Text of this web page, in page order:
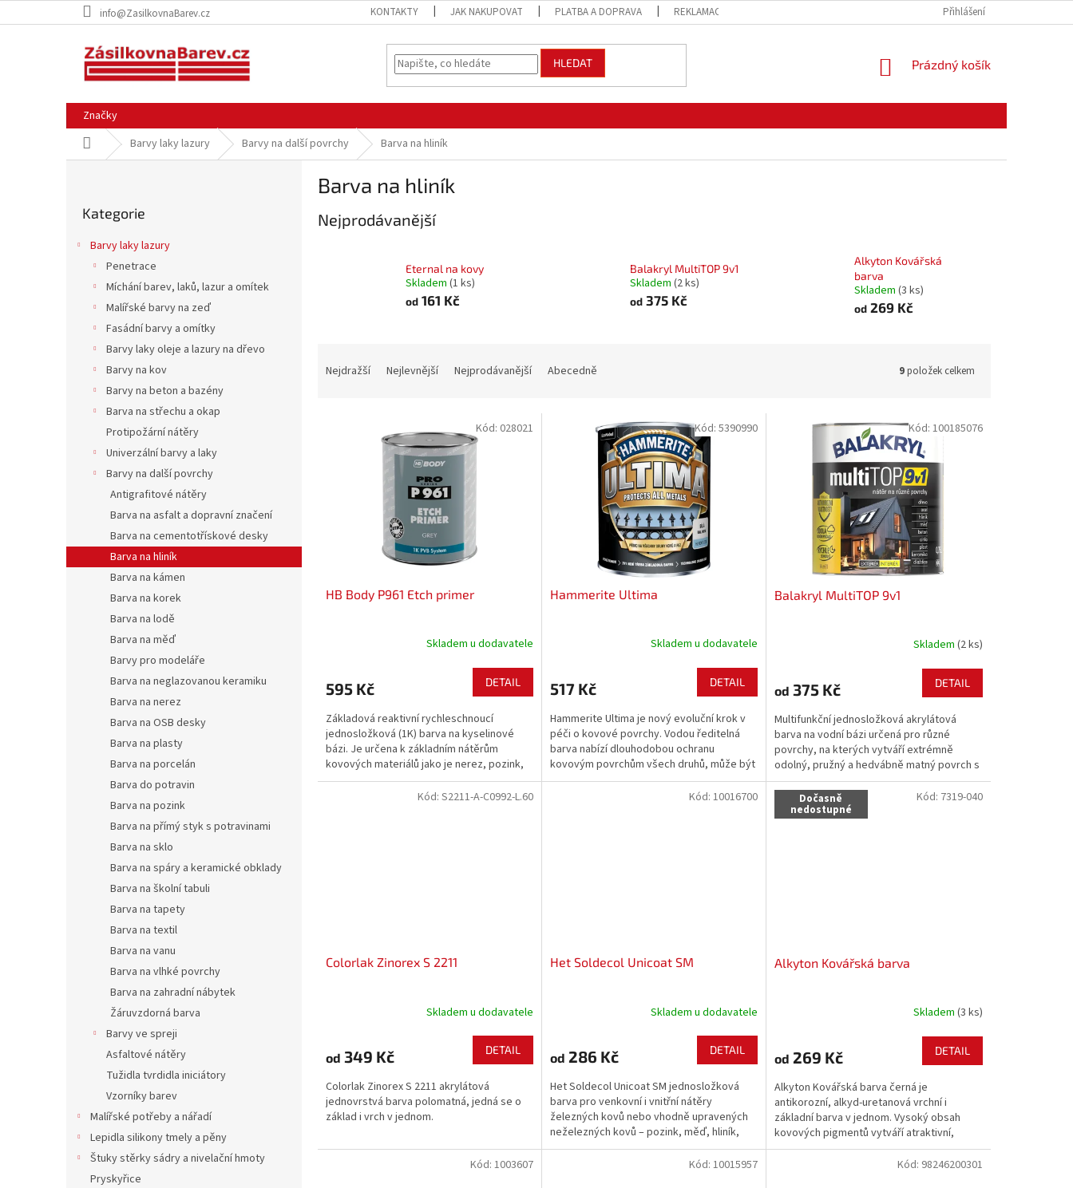
na
info@ZasilkovnaBarev.cz KONTAKTY JAK NAKUPOVAT PLATBA A DOPRAVA REKLAMACE ZBOŽÍ PODMÍNKY OCHRANY
Přihlášení
HLEDAT
NÁKUPNÍ
Prázdný košík
Značky
Domů Barvy laky lazury Barvy na další povrchy Barva na hliník
kategorie
Kategorie
Barvy laky lazury
Penetrace
Míchání barev, laků, lazur a omítek
Malířské barvy na zeď
Fasádní barvy a omítky
Barvy laky oleje a lazury na dřevo
Barvy na kov
Barvy na beton a bazény
Barva na střechu a okap
Protipožární nátěry
Univerzální barvy a laky
Barvy na další povrchy
Antigrafitové nátěry
Barva na asfalt a dopravní značení
Barva na cementotřískové desky
Barva na hliník
Barva na kámen
Barva na korek
Barva na lodě
Barva na měď
Barvy pro modeláře
Barva na neglazovanou keramiku
Barva na nerez
Barva na OSB desky
Barva na plasty
Barva na porcelán
Barva do potravin
Barva na pozink
Barva na přímý styk s potravinami
Barva na sklo
Barva na spáry a keramické obklady
Barva na školní tabuli
Barva na tapety
Barva na textil
Barva na vanu
Barva na vlhké povrchy
Barva na zahradní nábytek
Žáruvzdorná barva
Barvy ve spreji
Asfaltové nátěry
Tužidla tvrdidla iniciátory
Vzorníky barev
Malířské potřeby a nářadí
Lepidla silikony tmely a pěny
Štuky stěrky sádry a nivelační hmoty
Pryskyřice
Barva na hliník
Nejprodávanější
Eternal na kovy
Skladem (1 ks)
od 161 Kč
Balakryl MultiTOP 9v1
Skladem (2 ks)
od375 Kč
Alkyton Kovářská
barva
Skladem (3 ks)
od269 Kč
Nejdražší Nejlevnější Nejprodávanější Abecedně 9položek celkem
HB Body P961 Etch primer
Skladem u dodavatele
595 Kč DETAIL
Základová reaktivní rychleschnoucí
jednosložková (1K) barva na kyselinové
bázi. Je určena k základním nátěrům
kovových materiálů jako je nerez, pozink,
měď, hliník, chrom, galvanizované povrchy
nebo čisté železo.Barvu lze aplikovat buď
Kód: 028021
Hammerite Ultima
Skladem u dodavatele
517 Kč DETAIL
Hammerite Ultima je nový evoluční krok v
péči o kovové povrchy. Vodou ředitelná
barva nabízí dlouhodobou ochranu
kovovým povrchům všech druhů, může být
použita přímo na rez, bojuje s přírodními
silami až 12 let. Nezapáchá a je tedy ideální
Kód: 5390990
Balakryl MultiTOP 9v1
Skladem (2 ks)
od 375 Kč DETAIL
Multifunkční jednosložková akrylátová
barva na vodní bázi určená pro různé
povrchy, na kterých vytváří extrémně
odolný, pružný a hedvábně matný povrch s
dlouhodobou životností obzvláště v
exteriéru.
Kód: 100185076
Colorlak Zinorex S 2211
Skladem u dodavatele
od 349 Kč DETAIL
Colorlak Zinorex S 2211 akrylátová
jednovrstvá barva polomatná, jedná se o
základ i vrch v jednom.
Kód: S2211-A-C0992-L.60
Het Soldecol Unicoat SM
Skladem u dodavatele
od 286 Kč DETAIL
Het Soldecol Unicoat SM jednosložková
barva pro venkovní i vnitřní nátěry
železných kovů nebo vhodně upravených
neželezných kovů – pozink, měď, hliník,
apod., popřípadě dřevěných povrchů. Je
určena zejména k nátěrům ocelových
Kód: 10016700 Dočasně
nedostupné
Alkyton Kovářská barva
Skladem (3 ks)
od 269 Kč DETAIL
Alkyton Kovářská barva černá je
antikorozní, alkyd-uretanová vrchní i
základní barva v jednom. Vysoký obsah
kovových pigmentů vytváří atraktivní,
matný, drsný povrch s kovovými odlesky.
Kód: 7319-040
Kód: 1003607 Kód: 10015957 Kód: 98246200301